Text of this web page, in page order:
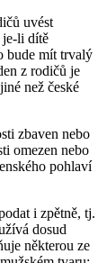
uvést
je-li dítě
bude mít trvalý
z rodičů je
než české
zbaven nebo
omezen nebo
pohlaví
i zpětně, tj.
dosud
některou ze